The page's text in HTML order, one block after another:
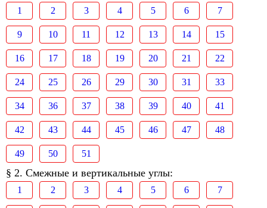
1 2 3 4 5 6 7
9 10 11 12 13 14 15
16 17 18 19 20 21 22
24 25 26 29 30 31 33
34 36 37 38 39 40 41
42 43 44 45 46 47 48
49 50 51
§ 2. Смежные и вертикальные углы:
1 2 3 4 5 6 7